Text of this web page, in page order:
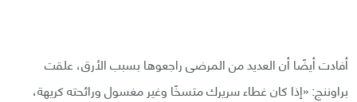
أفادت أيضًا أن العديد من المرضى راجعوها بسبب الأرق، علقت
براوننج: «إذا كان غطاء سريرك متسخًا وغير مغسول ورائحته كريهة،